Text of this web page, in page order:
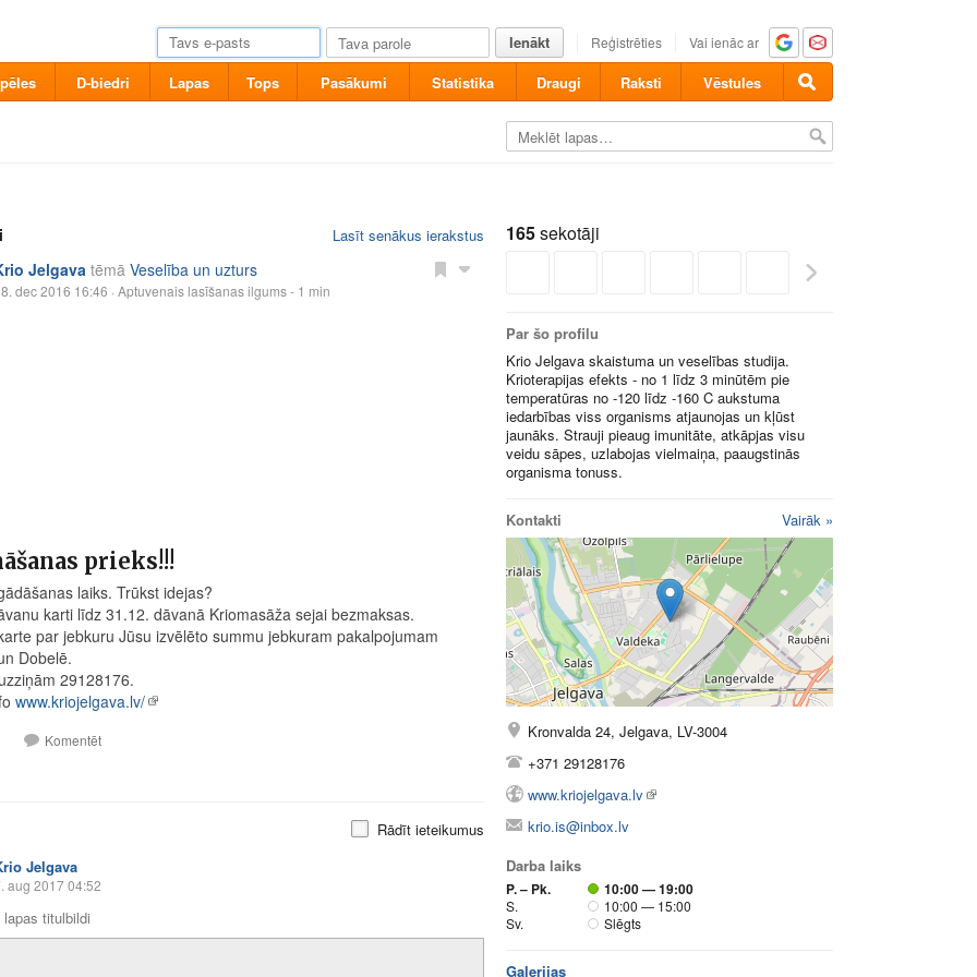
Ienākt Reģistrēties Vai ienāc ar
D-biedri Lapas Tops Pasākumi Statistika Draugi Raksti Vēstules
Lasīt senākus ierakstus
Jelgava tēmā Veselība un uzturs
dec 2016 16:46 · Aptuvenais lasīšanas ilgums - 1 min
prieks!!!
laiks. Trūkst idejas?
karti līdz 31.12. dāvanā Kriomasāža sejai bezmaksas.
par jebkuru Jūsu izvēlēto summu jebkuram pakalpojumam
Dobelē.
29128176.
www.kriojelgava.lv/
Komentēt
Rādīt ieteikumus
Jelgava
aug 2017 04:52
titulbildi
165sekotāji
Par šo profilu
Krio Jelgava skaistuma un veselības studija.
Krioterapijas efekts - no 1 līdz 3 minūtēm pie
temperatūras no -120 līdz -160 C aukstuma
iedarbības viss organisms atjaunojas un kļūst
jaunāks. Strauji pieaug imunitāte, atkāpjas visu
veidu sāpes, uzlabojas vielmaiņa, paaugstinās
organisma tonuss.
Kontakti Vairāk »
Kronvalda 24, Jelgava, LV-3004
+371 29128176
www.kriojelgava.lv
krio.is@inbox.lv
Darba laiks
P. – Pk. 10:00 — 19:00
S.
10:00 — 15:00
Sv.
Slēgts
Galerijas